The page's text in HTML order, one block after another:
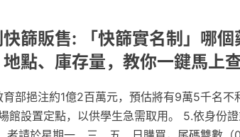
篩販售: 「快篩實名制」哪
點、庫存量，教你一鍵馬上查
育部挹注約1億2百萬元，預估將有9萬5千名
館設置定點，以供學生急需取用。 5.依身份